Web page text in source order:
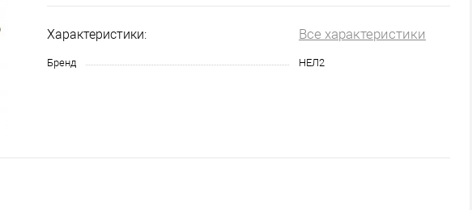
Характеристики: Все характеристики
Бренд НЕЛ2